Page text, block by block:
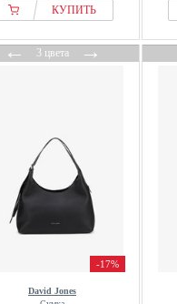
КУПИТЬ
←3 цвета→
-17%
David Jones